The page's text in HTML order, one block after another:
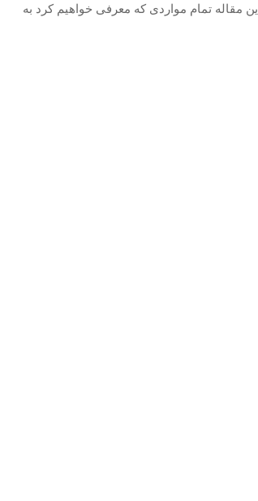
مقاله تمام مواردی که معرفی خواهیم کرد به